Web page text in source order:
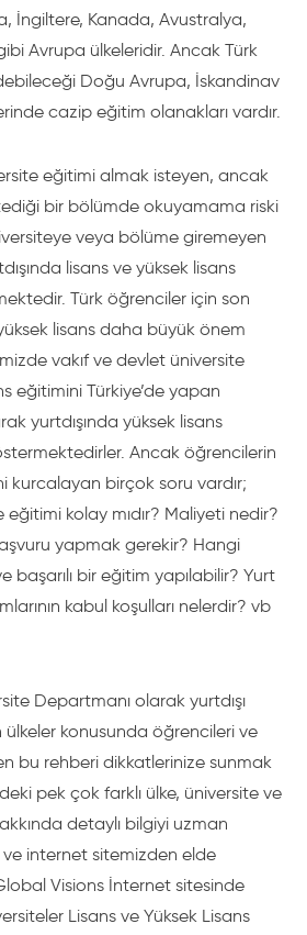
İngiltere, Kanada, Avustralya,
Avrupa ülkeleridir. Ancak Türk
Doğu Avrupa, İskandinav
cazip eğitim olanakları vardır.
eğitimi almak isteyen, ancak
bir bölümde okuyamama riski
veya bölüme giremeyen
lisans ve yüksek lisans
Türk öğrenciler için son
lisans daha büyük önem
vakıf ve devlet üniversite
eğitimini Türkiye’de yapan
yurtdışında yüksek lisans
Ancak öğrencilerin
kurcalayan birçok soru vardır;
eğitimi kolay mıdır? Maliyeti nedir?
yapmak gerekir? Hangi
başarılı bir eğitim yapılabilir? Yurt
kabul koşulları nelerdir? vb
Departmanı olarak yurtdışı
konusunda öğrencileri ve
bu rehberi dikkatlerinize sunmak
pek çok farklı ülke, üniversite ve
detaylı bilgiyi uzman
ve internet sitemizden elde
Visions İnternet sitesinde
Lisans ve Yüksek Lisans